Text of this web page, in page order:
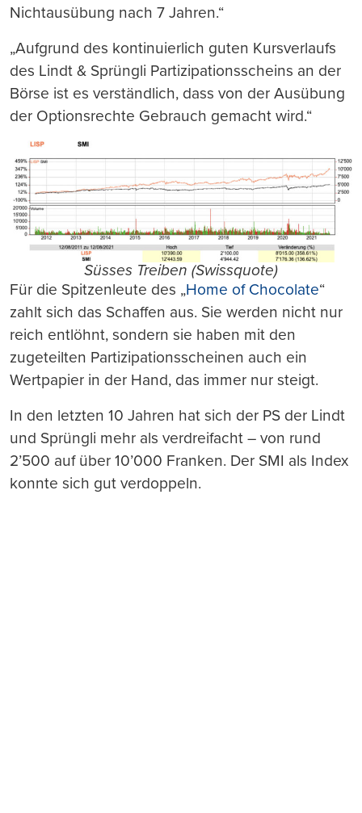
Nichtausübung nach 7 Jahren.“
„Aufgrund des kontinuierlich guten Kursverlaufs
des Lindt & Sprüngli Partizipationsscheins an der
Börse ist es verständlich, dass von der Ausübung
der Optionsrechte Gebrauch gemacht wird.“
Süsses Treiben (Swissquote)
Für die Spitzenleute des „Home of Chocolate“
zahlt sich das Schaffen aus. Sie werden nicht nur
reich entlöhnt, sondern sie haben mit den
zugeteilten Partizipationsscheinen auch ein
Wertpapier in der Hand, das immer nur steigt.
In den letzten 10 Jahren hat sich der PS der Lindt
und Sprüngli mehr als verdreifacht – von rund
2’500 auf über 10’000 Franken. Der SMI als Index
konnte sich gut verdoppeln.